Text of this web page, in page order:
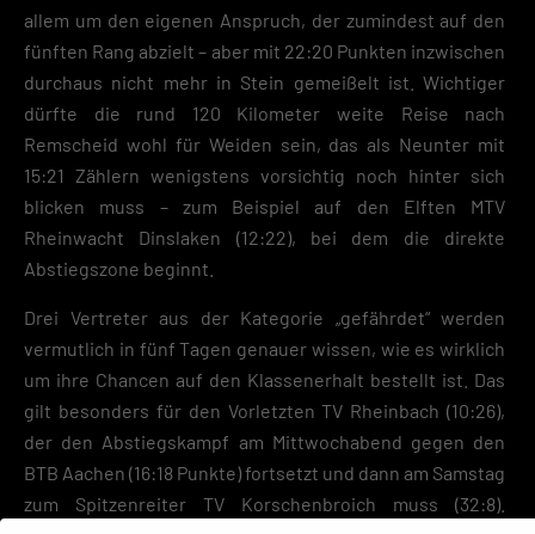
allem um den eigenen Anspruch, der zumindest auf den
fünften Rang abzielt – aber mit 22:20 Punkten inzwischen
durchaus nicht mehr in Stein gemeißelt ist. Wichtiger
dürfte die rund 120 Kilometer weite Reise nach
Remscheid wohl für Weiden sein, das als Neunter mit
15:21 Zählern wenigstens vorsichtig noch hinter sich
blicken muss – zum Beispiel auf den Elften MTV
Rheinwacht Dinslaken (12:22), bei dem die direkte
Abstiegszone beginnt.
Drei Vertreter aus der Kategorie „gefährdet“ werden
vermutlich in fünf Tagen genauer wissen, wie es wirklich
um ihre Chancen auf den Klassenerhalt bestellt ist. Das
gilt besonders für den Vorletzten TV Rheinbach (10:26),
der den Abstiegskampf am Mittwochabend gegen den
BTB Aachen (16:18 Punkte) fortsetzt und dann am Samstag
zum Spitzenreiter TV Korschenbroich muss (32:8).